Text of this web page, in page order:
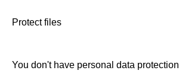
Protect files
You don't have personal data protection